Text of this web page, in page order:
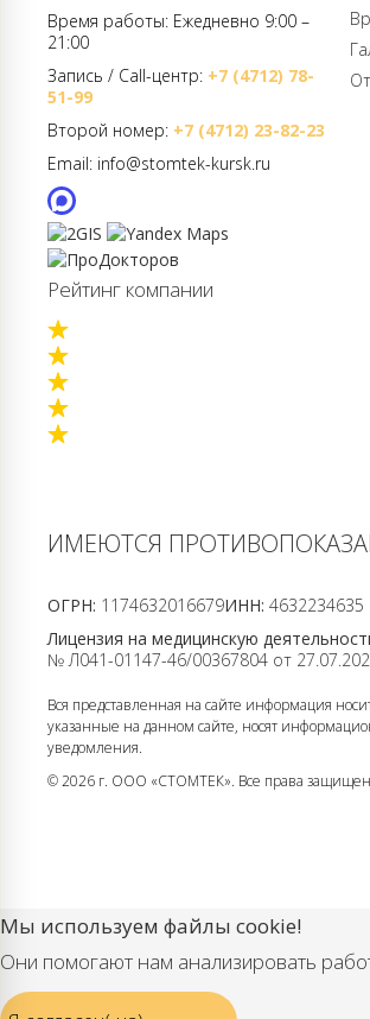
Время работы: Ежедневно 9:00 –
21:00
Запись / Call-центр: +7 (4712) 78-
51-99
Второй номер: +7 (4712) 23-82-23
Email: info@stomtek-kursk.ru
Рейтинг компании
ИМЕЮТСЯ
ОГРН: 1174632016679ИНН: 4632234635
Лицензия на медицинскую
№ Л041-01147-46/00367804 от
Вся представленная на сайте информация
указанные на данном сайте, носят
уведомления.
© 2026 г. ООО «СТОМТЕК». Все права
Мы используем файлы cookie!
Они помогают нам анализировать